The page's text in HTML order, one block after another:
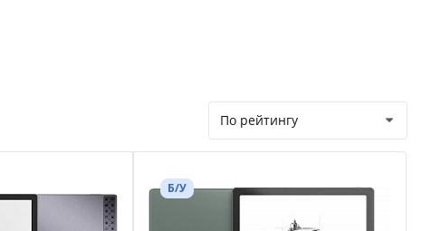
По рейтингу
Б/У